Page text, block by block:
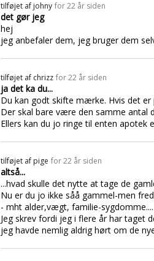
tilføjet af johny for 22 år siden
det gør jeg
hej
jeg anbefaler dem, jeg bruger dem
tilføjet af chrizz for 22 år siden
ja det ka du...
Du kan godt skifte mærke. Hvis det er
Der skal bare være den samme antal
Ellers kan du jo ringe til enten apotek
tilføjet af pige for 22 år siden
altså...
...hvad skulle det nytte at tage de
Nu er du jo ikke såå gammel-men
- mht alder,vægt, familie-sygdomme....
Jeg skrev fordi jeg i flere år har taget
jeg havde nemlig aldrig hørt om de